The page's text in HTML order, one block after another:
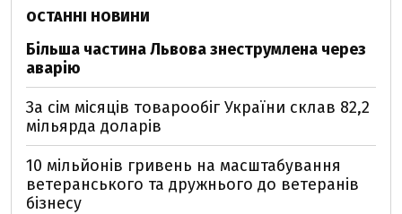
ОСТАННІ НОВИНИ
Більша частина Львова знеструмлена через
аварію
За сім місяців товарообіг України склав 82,2
мільярда доларів
10 мільйонів гривень на масштабування
ветеранського та дружнього до ветеранів
бізнесу